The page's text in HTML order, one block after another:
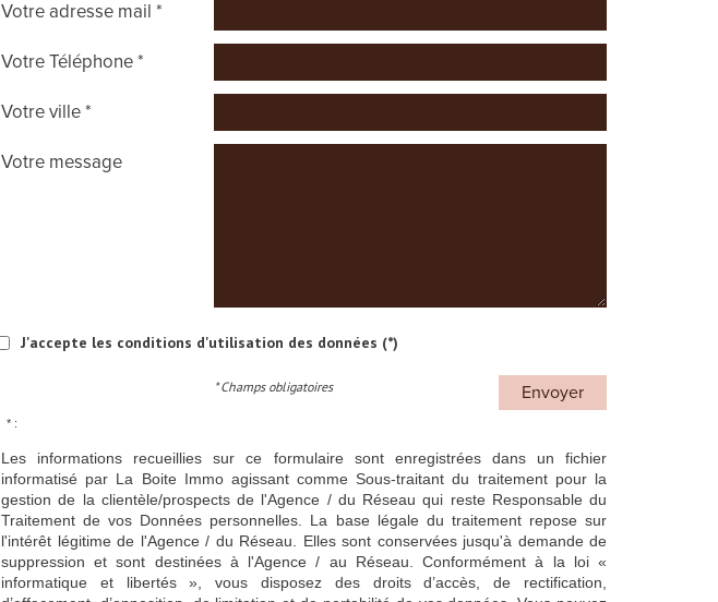
Votre adresse mail *
Votre Téléphone *
Votre ville *
Votre message
J'accepte les conditions d'utilisation des données (*)
Envoyer
* Champs obligatoires
* :
Les informations recueillies sur ce formulaire sont enregistrées dans un fichier
informatisé par La Boite Immo agissant comme Sous-traitant du traitement pour la
gestion de la clientèle/prospects de l'Agence / du Réseau qui reste Responsable du
Traitement de vos Données personnelles. La base légale du traitement repose sur
l'intérêt légitime de l'Agence / du Réseau. Elles sont conservées jusqu'à demande de
suppression et sont destinées à l'Agence / au Réseau. Conformément à la loi «
informatique et libertés », vous disposez des droits d’accès, de rectification,